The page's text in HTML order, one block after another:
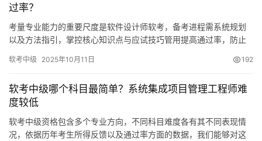
过率？
考量专业能力的重要尺度是软件设计师软考，备考进程需系统规划
以及方法指引，掌控核心知识点与应试技巧管用提高通过率，防止
软考中级 2025年10月11日 192
软考中级哪个科目最简单？系统集成项目管理工程师难
度较低
软考中级资格包含多个专业方向，不同科目难度各有其不同表现情
况，依据历年考生所得反馈以及通过率方面的数据，我们能够对这